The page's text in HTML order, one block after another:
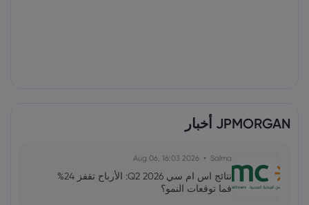
JPMORGAN أخبار
Salma
2026 Aug 06, 16:03
نتائج اس ام سي Q2 2026: الأرباح تقفز 24%
فما توقعات النمو؟